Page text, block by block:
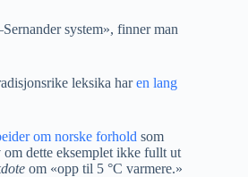
system», finner man
leksika haren lang
om norske forhold som
om dette eksemplet ikke fullt ut
om «opp til 5 °C varmere.»